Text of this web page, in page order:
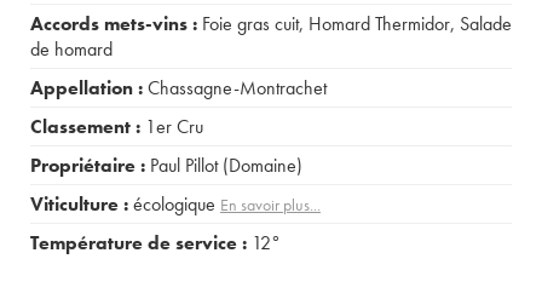
Accords mets-vins : Foie gras cuit, Homard Thermidor, Salade
de homard
Appellation :Chassagne-Montrachet
Classement : 1er Cru
Propriétaire : Paul Pillot (Domaine)
Viticulture :écologique En savoir plus...
Température de service : 12°